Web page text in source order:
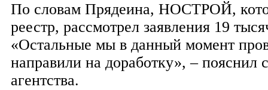
По словам Прядеина, НОСТРОЙ,
реестр, рассмотрел заявления 19
«Остальные мы в данный момент
направили на доработку», – пояснил
агентства.